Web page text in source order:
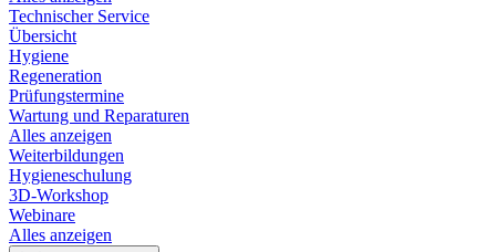
Technischer Service
Übersicht
Hygiene
Regeneration
Prüfungstermine
Wartung und Reparaturen
Alles anzeigen
Weiterbildungen
Hygieneschulung
3D-Workshop
Webinare
Alles anzeigen